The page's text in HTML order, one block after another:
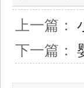
上一篇：
下一篇：